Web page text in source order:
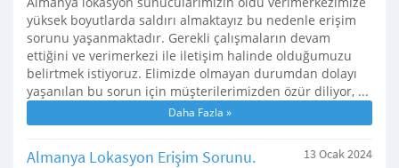
yüksek boyutlarda saldırı almaktayız bu nedenle erişim
sorunu yaşanmaktadır. Gerekli çalışmaların devam
ettiğini ve verimerkezi ile iletişim halinde olduğumuzu
belirtmek istiyoruz. Elimizde olmayan durumdan dolayı
yaşanılan bu sorun için müşterilerimizden özür diliyor, ...
Daha Fazla »
Almanya Lokasyon Erişim Sorunu. 13 Ocak 2024